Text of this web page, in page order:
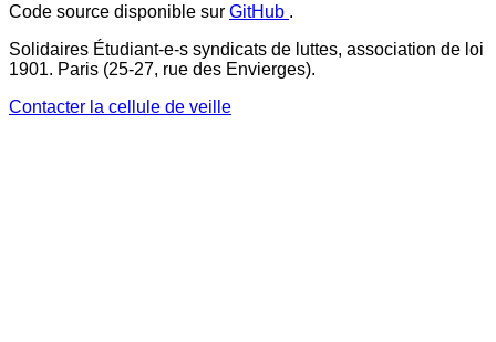
Code source disponible sur GitHub .
Solidaires Étudiant-e-s syndicats de luttes, association de loi
1901. Paris (25-27, rue des Envierges).
Contacter la cellule de veille